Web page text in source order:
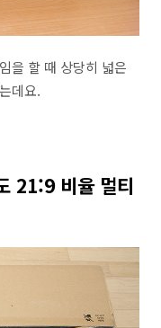
을 할 때 상당히 넓은
데요.
21:9 비율 멀티